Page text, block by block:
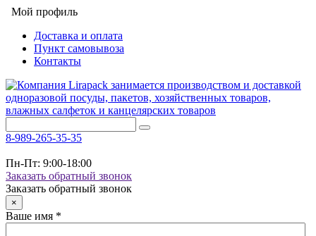
Мой профиль
Доставка и оплата
Пункт самовывоза
Контакты
8-989-265-35-35
Пн-Пт: 9:00-18:00
Заказать обратный звонок
Заказать обратный звонок
×
Ваше имя *